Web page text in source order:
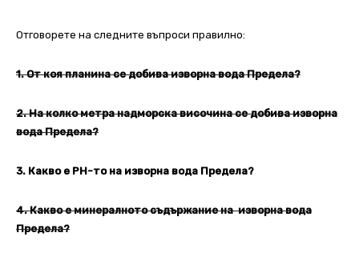
Отговорете на следните въпроси правилно:
1. От коя планина се добива изворна вода Предела?
2. На колко метра надморска височина се добива изворна
вода Предела?
3. Какво е PH-то на изворна вода Предела?
4. Какво е минералното съдържание на изворна вода
Предела?